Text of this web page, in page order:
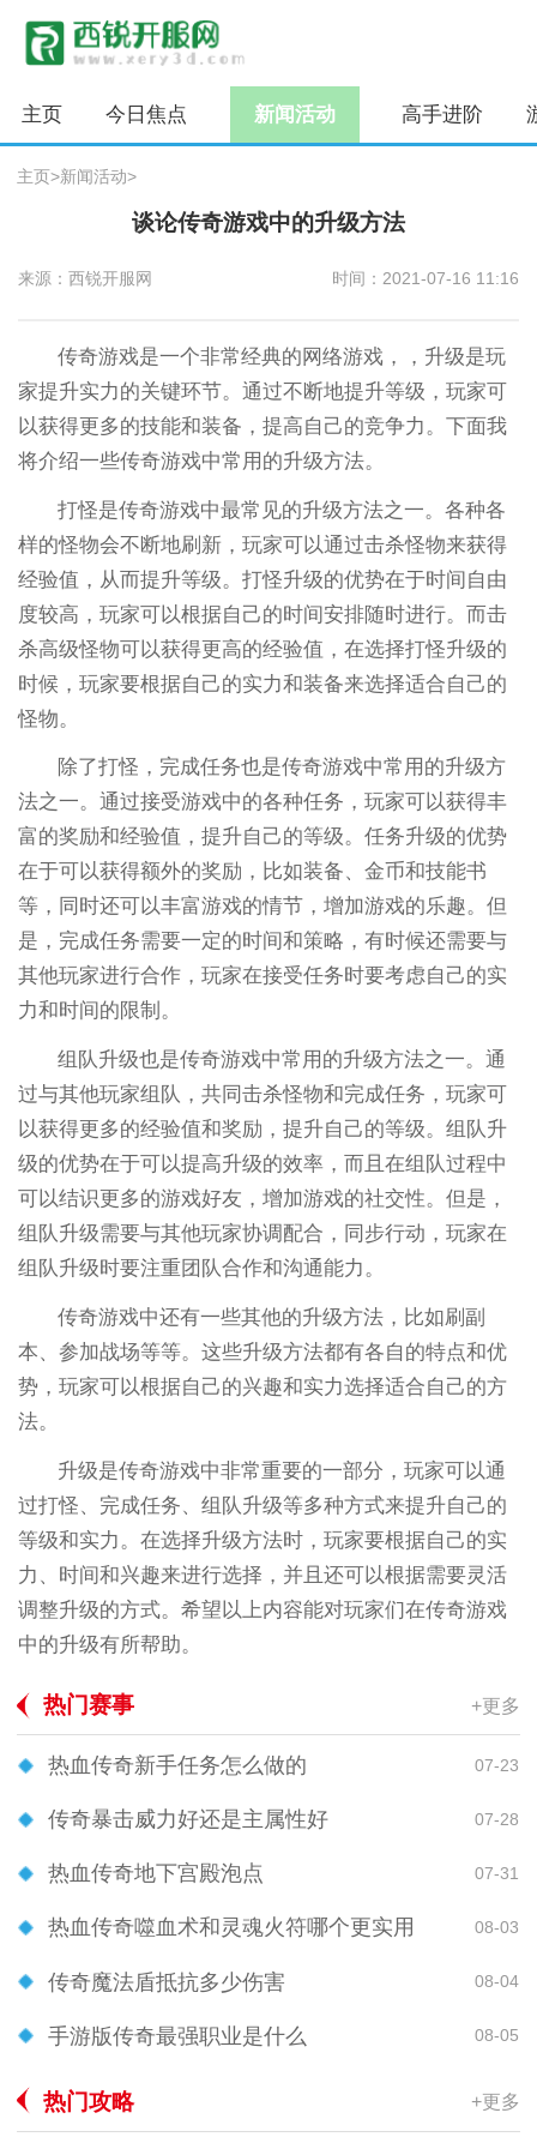
主页 今日焦点 新闻活动 高手进阶
主页>新闻活动>
谈论传奇游戏中的升级方法
来源：西锐开服网 时间：2021-07-16 11:16
传奇游戏是一个非常经典的网络游戏，，升级是玩
家提升实力的关键环节。通过不断地提升等级，玩家可
以获得更多的技能和装备，提高自己的竞争力。下面我
将介绍一些传奇游戏中常用的升级方法。
打怪是传奇游戏中最常见的升级方法之一。各种各
样的怪物会不断地刷新，玩家可以通过击杀怪物来获得
经验值，从而提升等级。打怪升级的优势在于时间自由
度较高，玩家可以根据自己的时间安排随时进行。而击
杀高级怪物可以获得更高的经验值，在选择打怪升级的
时候，玩家要根据自己的实力和装备来选择适合自己的
怪物。
除了打怪，完成任务也是传奇游戏中常用的升级方
法之一。通过接受游戏中的各种任务，玩家可以获得丰
富的奖励和经验值，提升自己的等级。任务升级的优势
在于可以获得额外的奖励，比如装备、金币和技能书
等，同时还可以丰富游戏的情节，增加游戏的乐趣。但
是，完成任务需要一定的时间和策略，有时候还需要与
其他玩家进行合作，玩家在接受任务时要考虑自己的实
力和时间的限制。
组队升级也是传奇游戏中常用的升级方法之一。通
过与其他玩家组队，共同击杀怪物和完成任务，玩家可
以获得更多的经验值和奖励，提升自己的等级。组队升
级的优势在于可以提高升级的效率，而且在组队过程中
可以结识更多的游戏好友，增加游戏的社交性。但是，
组队升级需要与其他玩家协调配合，同步行动，玩家在
组队升级时要注重团队合作和沟通能力。
传奇游戏中还有一些其他的升级方法，比如刷副
本、参加战场等等。这些升级方法都有各自的特点和优
势，玩家可以根据自己的兴趣和实力选择适合自己的方
法。
升级是传奇游戏中非常重要的一部分，玩家可以通
过打怪、完成任务、组队升级等多种方式来提升自己的
等级和实力。在选择升级方法时，玩家要根据自己的实
力、时间和兴趣来进行选择，并且还可以根据需要灵活
调整升级的方式。希望以上内容能对玩家们在传奇游戏
中的升级有所帮助。
热门赛事 +更多
热血传奇新手任务怎么做的 07-23
传奇暴击威力好还是主属性好 07-28
热血传奇地下宫殿泡点 07-31
热血传奇噬血术和灵魂火符哪个更实用 08-03
传奇魔法盾抵抗多少伤害 08-04
手游版传奇最强职业是什么 08-05
热门攻略 +更多